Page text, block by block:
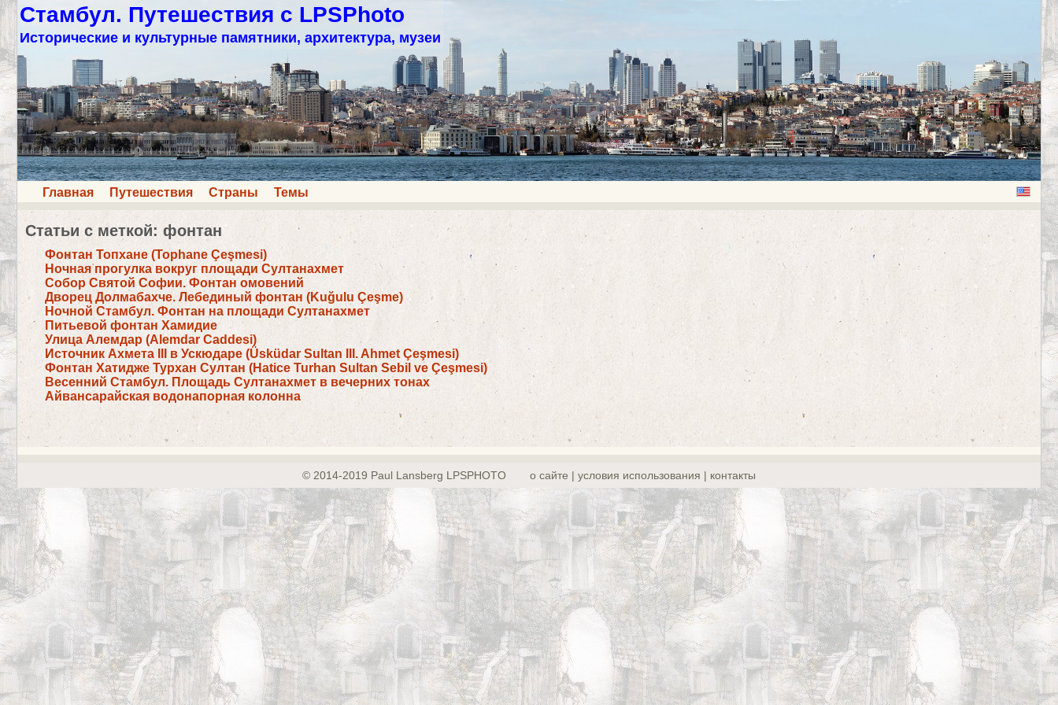
Стамбул. Путешествия с LPSPhoto
Исторические и культурные памятники, архитектура, музеи
Главная Путешествия Страны Темы
Статьи с меткой: фонтан
Фонтан Топхане (Tophane Çeşmesi)
Ночная прогулка вокруг площади Султанахмет
Собор Святой Софии. Фонтан омовений
Дворец Долмабахче. Лебединый фонтан (Kuğulu Çeşme)
Ночной Стамбул. Фонтан на площади Султанахмет
Питьевой фонтан Хамидие
Улица Алемдар (Alemdar Caddesi)
Источник Ахмета III в Ускюдаре (Üsküdar Sultan III. Ahmet Çeşmesi)
Фонтан Хатидже Турхан Султан (Hatice Turhan Sultan Sebil ve Çeşmesi)
Весенний Стамбул. Площадь Султанахмет в вечерних тонах
Айвансарайская водонапорная колонна
© 2014-2019 Paul Lansberg LPSPHOTO о сайте | yсловия использования | контакты